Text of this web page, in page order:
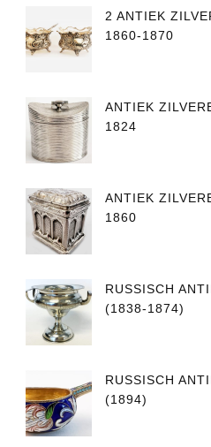
2 ANTIEK
1860-1870
ANTIEK
1824
ANTIEK
1860
RUSSISCH
(1838-1874)
RUSSISCH
(1894)